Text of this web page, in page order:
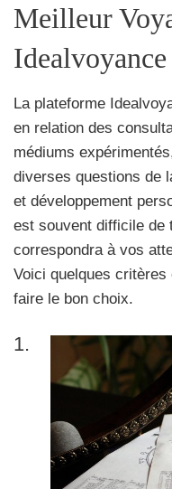
Meilleur
Idealvoyance
La plateforme
en relation des
médiums
diverses questions de
et développement
est souvent difficile de
correspondra à vos
Voici quelques
faire le bon choix.
1.